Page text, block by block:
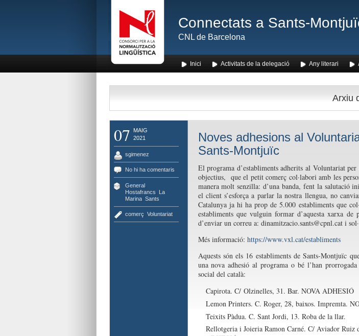
Connectats a Sants-
CNL de Barcelona
Inici Activitats de la delegació Any literari
Arxiu
07
MAIG
2021
sgimenez
No hi ha comentaris
General,
Hostafrancs
La
Marina, Sants
comerç Voluntariat
Noves adhesions al
Sants-Montjuïc
El programa d’establiments adherits al Voluntariat
objectius, que el petit comerç col·labori amb les
manera molt senzilla: d’una banda, fent la salutació
el client s’esforça a parlar la nostra llengua, no
Catalunya ja hi ha prop de 5.000 establiments que
establiments que vulguin formar d’aquesta xarxa
d’enviar un correu a: dinamitzacio.sants@cpnl.cat i
Més informació: https://www.vxl.cat/establiments
Aquests són els 16 establiments de Sants-Montjuïc
una nova adhesió al programa o bé l’han
social del català:
Capirota. C/ Olzinelles, 31. Bar. NOVA ADHESIÓ
Lemon Printers. C. Roger, 28, baixos. Impremta.
Teixits Pàdua. C. Sant Jordi, 13. Roba de la llar.
Rellotgeria i Joieria Ramon Carné. C/ Aviador Ruiz